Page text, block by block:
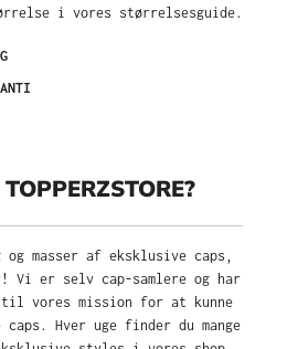
i vores størrelsesguide.
og masser af eksklusive caps,
Vi er selv cap-samlere og har
vores mission for at kunne
Hver uge finder du mange